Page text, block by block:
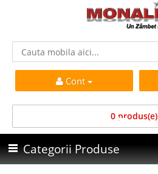
Cont
0 produs(e)
Categorii Produse